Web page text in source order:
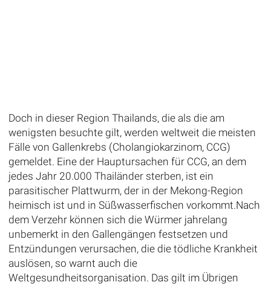
Doch in dieser Region Thailands, die als die am
wenigsten besuchte gilt, werden weltweit die meisten
Fälle von Gallenkrebs (Cholangiokarzinom, CCG)
gemeldet. Eine der Hauptursachen für CCG, an dem
jedes Jahr 20.000 Thailänder sterben, ist ein
parasitischer Plattwurm, der in der Mekong-Region
heimisch ist und in Süßwasserfischen vorkommt.Nach
dem Verzehr können sich die Würmer jahrelang
unbemerkt in den Gallengängen festsetzen und
Entzündungen verursachen, die die tödliche Krankheit
auslösen, so warnt auch die
Weltgesundheitsorganisation. Das gilt im Übrigen